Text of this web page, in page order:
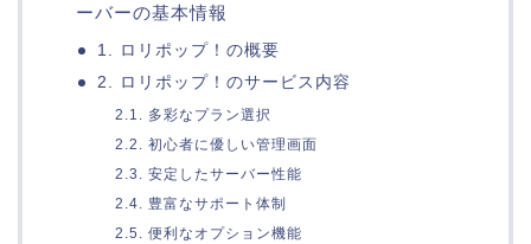
ーバーの基本情報
1. ロリポップ！の概要
2. ロリポップ！のサービス内容
2.1. 多彩なプラン選択
2.2. 初心者に優しい管理画面
2.3. 安定したサーバー性能
2.4. 豊富なサポート体制
2.5. 便利なオプション機能